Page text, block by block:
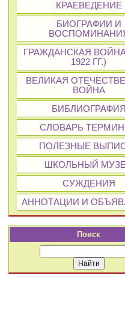
КРАЕВЕДЕНИЕ
БИОГРАФИИ И
ГРАЖДАНСКАЯ ВОЙНА
1922 ГГ.)
ВЕЛИКАЯ
ВОЙНА
БИБЛИОГРАФИЯ
СЛОВАРЬ
ПОЛЕЗНЫЕ
ШКОЛЬНЫЙ
СУЖДЕНИЯ
АННОТАЦИИ И
Поиск